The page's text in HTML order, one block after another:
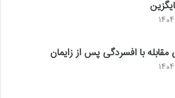
مقابله با افسردگی پس از زایمان